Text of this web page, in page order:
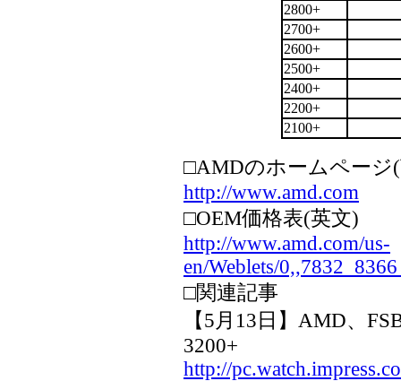
2800+
2700+
2600+
2500+
2400+
2200+
2100+
□AMDのホームページ
http://www.amd.com
□OEM価格表(英文)
http://www.amd.com/us-
en/Weblets/
□関連記事
【5月13日】AMD、
3200+
http://